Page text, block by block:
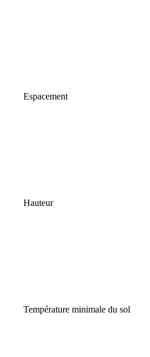
Espacement
Hauteur
Température minimale du sol